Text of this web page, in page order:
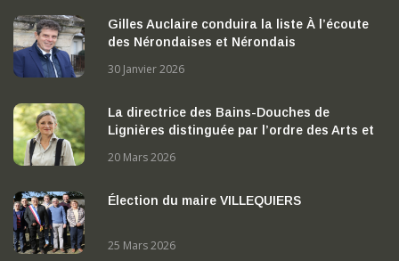
Gilles Auclaire conduira la liste À l’écoute
des Nérondaises et Nérondais
30 Janvier 2026
La directrice des Bains-Douches de
Lignières distinguée par l’ordre des Arts et
20 Mars 2026
Élection du maire VILLEQUIERS
25 Mars 2026